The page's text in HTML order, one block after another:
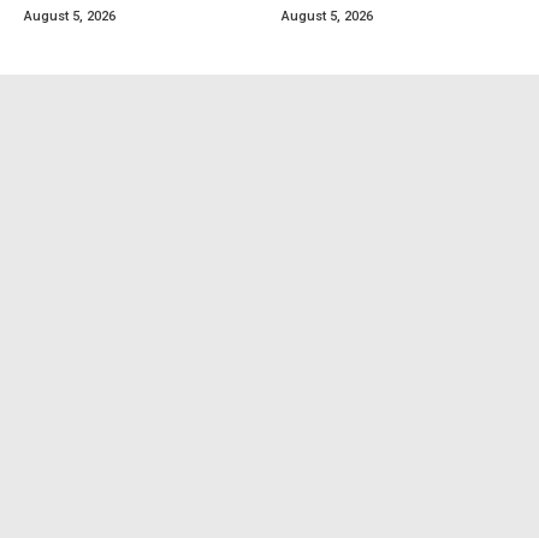
August 5, 2026
बैंकिंग सेवायें
August 5, 2026